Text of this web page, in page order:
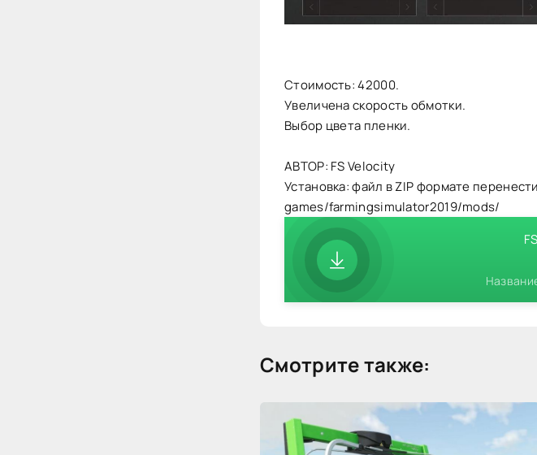
Стоимость: 42000.
Увеличена скорость обмотки.
Выбор цвета пленки.
АВТОР: FS Velocity
Установка: файл в ZIP формате
games/farmingsimulator2019/mods/
Смотрите также: